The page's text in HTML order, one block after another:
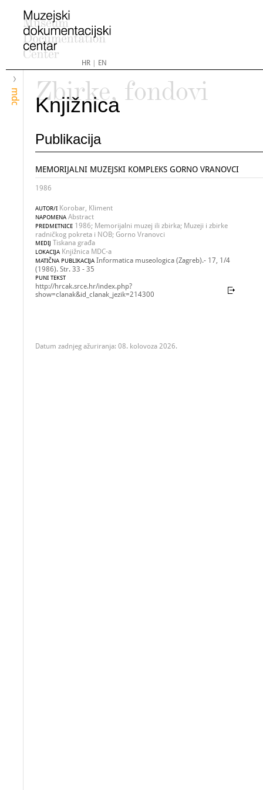
HR| EN
mdc
Zbirke, fondovi
Knjižnica
Publikacija
MEMORIJALNI MUZEJSKI KOMPLEKS GORNO VRANOVCI
1986
AUTOR/I Korobar, Kliment
NAPOMENA Abstract
PREDMETNICE 1986; Memorijalni muzej ili zbirka; Muzeji i zbirke
radničkog pokreta i NOB; Gorno Vranovci
MEDIJ Tiskana građa
LOKACIJA Knjižnica MDC-a
MATIČNA PUBLIKACIJA Informatica museologica (Zagreb).- 17, 1/4
(1986). Str. 33 - 35
PUNI TEKST
http://hrcak.srce.hr/index.php?
show=clanak&id_clanak_jezik=214300
Datum zadnjeg ažuriranja: 08. kolovoza 2026.